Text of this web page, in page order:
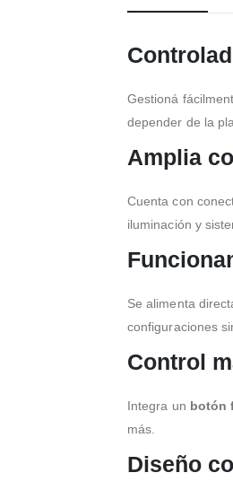
Gestioná
depender de la
Amplia
Cuenta con
iluminación y
Se alimenta
configuraciones
Control
Integra un botón
más.
Diseño